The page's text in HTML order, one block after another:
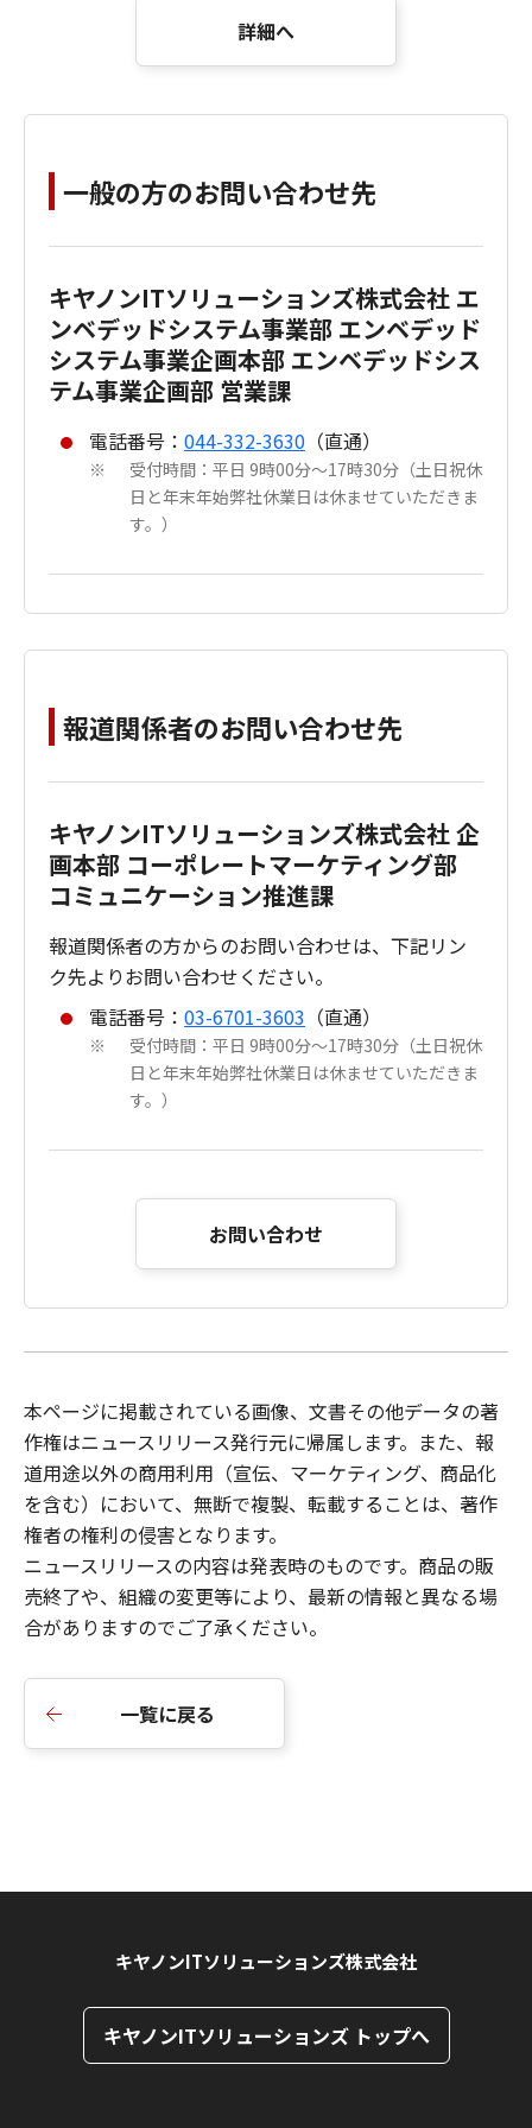
詳細へ
一般の方のお問い合わせ先
キヤノンITソリューションズ株式会社 エ
ンベデッドシステム事業部 エンベデッド
システム事業企画本部 エンベデッドシス
テム事業企画部 営業課
電話番号： 044-332-3630 （直通）
※
受付時間：平日 9時00分～17時30分（土日祝休
日と年末年始弊社休業日は休ませていただきま
す。）
報道関係者のお問い合わせ先
キヤノンITソリューションズ株式会社 企
画本部 コーポレートマーケティング部
コミュニケーション推進課
報道関係者の方からのお問い合わせは、下記リン
ク先よりお問い合わせください。
電話番号： 03-6701-3603 （直通）
※
受付時間：平日 9時00分～17時30分（土日祝休
日と年末年始弊社休業日は休ませていただきま
す。）
お問い合わせ
本ページに掲載されている画像、文書その他データの著
作権はニュースリリース発行元に帰属します。また、報
道用途以外の商用利用（宣伝、マーケティング、商品化
を含む）において、無断で複製、転載することは、著作
権者の権利の侵害となります。
ニュースリリースの内容は発表時のものです。商品の販
売終了や、組織の変更等により、最新の情報と異なる場
合がありますのでご了承ください。
一覧に戻る
キヤノンITソリューションズ株式会社
キヤノンITソリューションズ トップへ